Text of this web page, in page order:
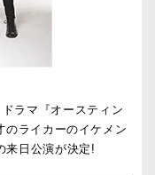
ラマ『オースティン
ライカーのイケメン
来日公演が決定!